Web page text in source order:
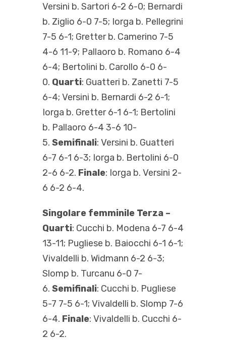
Versini b. Sartori 6-2 6-0; Bernardi
b. Ziglio 6-0 7-5; Iorga b. Pellegrini
7-5 6-1; Gretter b. Camerino 7-5
4-6 11-9; Pallaoro b. Romano 6-4
6-4; Bertolini b. Carollo 6-0 6-
0. Quarti: Guatteri b. Zanetti 7-5
6-4; Versini b. Bernardi 6-2 6-1;
Iorga b. Gretter 6-1 6-1; Bertolini
b. Pallaoro 6-4 3-6 10-
5. Semifinali: Versini b. Guatteri
6-7 6-1 6-3; Iorga b. Bertolini 6-0
2-6 6-2. Finale: Iorga b. Versini 2-
6 6-2 6-4.
Singolare femminile Terza –
Quarti: Cucchi b. Modena 6-7 6-4
13-11; Pugliese b. Baiocchi 6-1 6-1;
Vivaldelli b. Widmann 6-2 6-3;
Slomp b. Turcanu 6-0 7-
6. Semifinali: Cucchi b. Pugliese
5-7 7-5 6-1; Vivaldelli b. Slomp 7-6
6-4. Finale: Vivaldelli b. Cucchi 6-
2 6-2.